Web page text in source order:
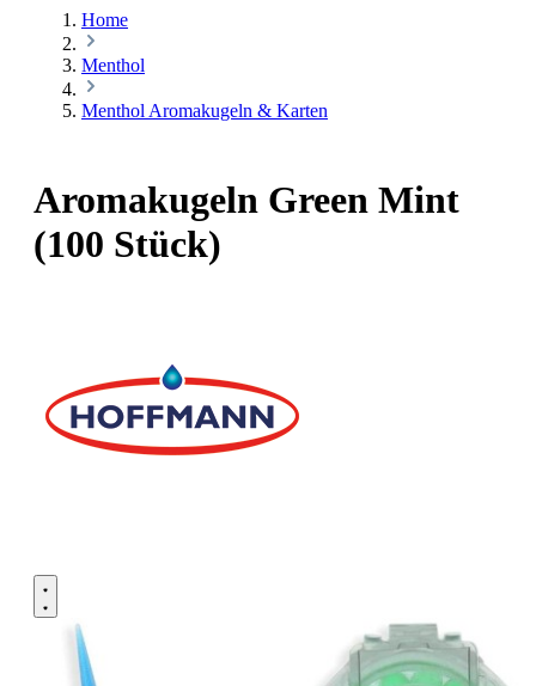
Home
Menthol
Menthol Aromakugeln & Karten
Aromakugeln Green Mint
(100 Stück)